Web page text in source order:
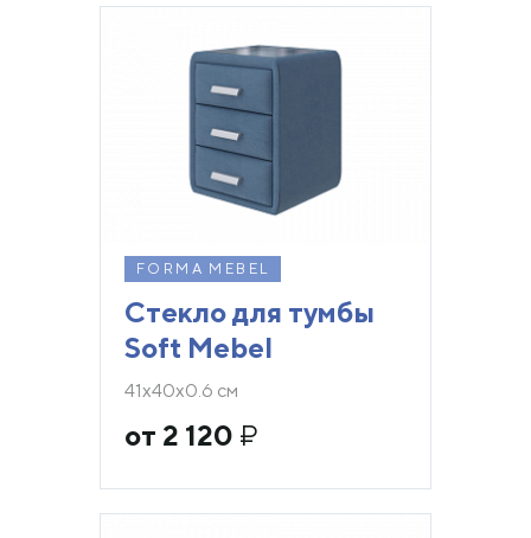
FORMA MEBEL
Стекло для тумбы
Soft Mebel
41х40х0.6 см
от 2 120 ₽